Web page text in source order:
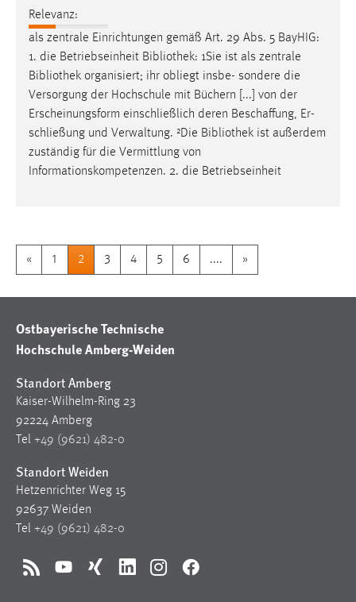
Relevanz:
als zentrale Einrichtungen gemäß Art. 29 Abs. 5 BayHIG:
1. die Betriebseinheit Bibliothek: 1Sie ist als zentrale
Bibliothek organisiert; ihr obliegt insbe- sondere die
Versorgung der Hochschule mit Büchern [...] von der
Erscheinungsform einschließlich deren Beschaffung, Er-
schließung und Verwaltung. ²Die Bibliothek ist außerdem
zuständig für die Vermittlung von
Informationskompetenzen. 2. die Betriebseinheit
« 1 2 3 4 5 6 .... »
Ostbayerische Technische
Hochschule Amberg-Weiden
Standort Amberg
Kaiser-Wilhelm-Ring 23
92224 Amberg
Tel +49 (9621) 482-0
Standort Weiden
Hetzenrichter Weg 15
92637 Weiden
Tel +49 (9621) 482-0
RSS YouTubeXing LinkedInInstagramFacebook